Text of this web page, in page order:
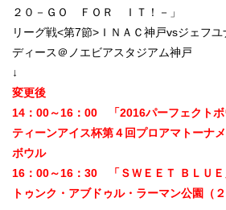
２０－ＧＯ ＦＯＲ ＩＴ！－」
リーグ戦<第7節>ＩＮＡＣ神戸vsジェフ
ディース＠ノエビアスタジアム神戸
↓
変更後
14：00～16：00 「2016パーフェクトボ
ティーンアイス杯第４回プロアマトーナ
ボウル
16：00～16：30 「ＳＷＥＥＴ ＢＬＵ
トゥンク・アブドゥル・ラーマン公園（２